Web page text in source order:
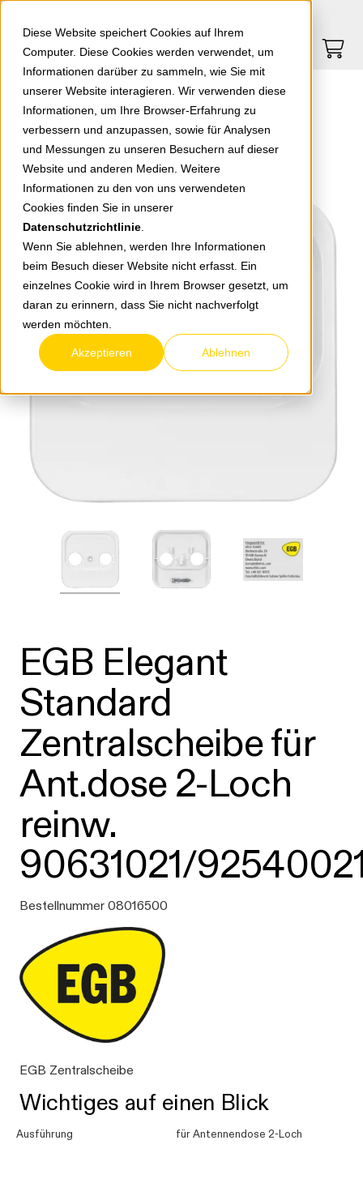
Diese Website speichert Cookies auf Ihrem
Computer. Diese Cookies werden verwendet, um
Informationen darüber zu sammeln, wie Sie mit
unserer Website interagieren. Wir verwenden diese
Informationen, um Ihre Browser-Erfahrung zu
verbessern und anzupassen, sowie für Analysen
und Messungen zu unseren Besuchern auf dieser
Website und anderen Medien. Weitere
Informationen zu den von uns verwendeten
Cookies finden Sie in unserer
Datenschutzrichtlinie
Wenn Sie ablehnen, werden Ihre Informationen
beim Besuch dieser Website nicht erfasst. Ein
einzelnes Cookie wird in Ihrem Browser gesetzt, um
daran zu erinnern, dass Sie nicht nachverfolgt
werden möchten.
Akzeptieren Ablehnen
Springe zu Hauptinhalt Springe zum Footer
0
zurück zur Übersicht
EGB Elegant
Standard
Zentralscheibe für
Ant.dose 2-Loch
reinw.
90631021/
Bestellnummer 08016500
EGB Zentralscheibe
Wichtiges auf einen Blick
Ausführung für Antennendose 2-Loch